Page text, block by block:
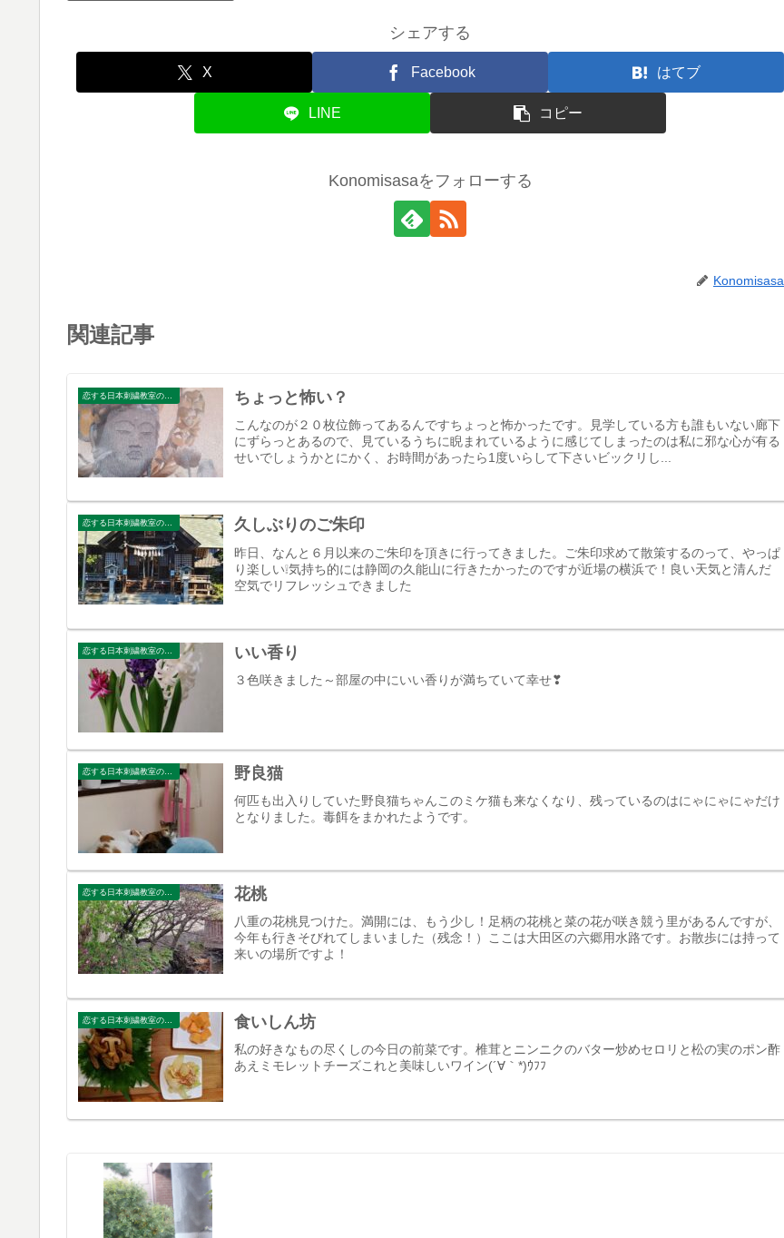
シェアする
X Facebook はてブ
LINE コピー
Konomisasaをフォローする
Konomisasa
関連記事
ちょっと怖い？
こんなのが２０枚位飾ってあるんですちょっと怖かったです。見学している方も誰もいない廊下
にずらっとあるので、見ているうちに睨まれているように感じてしまったのは私に邪な心が有る
せいでしょうかとにかく、お時間があったら1度いらして下さいビックリし...
恋する日本刺繍教室のブログ 久しぶりのご朱印
昨日、なんと６月以来のご朱印を頂きに行ってきました。ご朱印求めて散策するのって、やっぱ
り楽しい❕気持ち的には静岡の久能山に行きたかったのですが近場の横浜で！良い天気と清んだ
空気でリフレッシュできました
いい香り
３色咲きました～部屋の中にいい香りが満ちていて幸せ❣
恋する日本刺繍教室のブログ 野良猫
何匹も出入りしていた野良猫ちゃんこのミケ猫も来なくなり、残っているのはにゃにゃにゃだけ
となりました。毒餌をまかれたようです。
恋する日本刺繍教室のブログ 花桃
八重の花桃見つけた。満開には、もう少し！足柄の花桃と菜の花が咲き競う里があるんですが、
今年も行きそびれてしまいました（残念！）ここは大田区の六郷用水路です。お散歩には持って
来いの場所ですよ！
食いしん坊
私の好きなもの尽くしの今日の前菜です。椎茸とニンニクのバター炒めセロリと松の実のポン酢
あえミモレットチーズこれと美味しいワイン(´∀｀*)ｳﾌﾌ